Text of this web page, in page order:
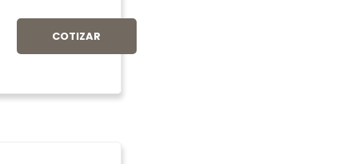
COTIZAR